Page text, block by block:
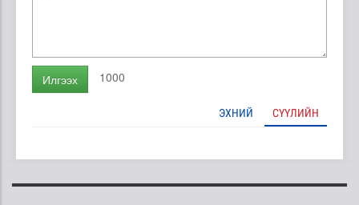
Илгээх 1000
ЭХНИЙ СҮҮЛИЙН